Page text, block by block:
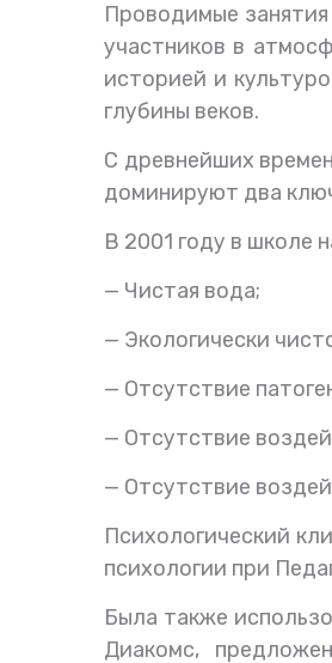
Проводимые
участников в
историей и
глубины веков.
С древнейших
доминируют два
В 2001 году в школе
— Чистая вода;
— Экологически
— Отсутствие
— Отсутствие
— Отсутствие
Психологический
психологии при
Была также
Диакомс,